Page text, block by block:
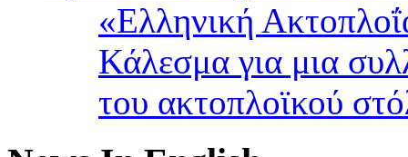
«Ελληνική
Κάλεσμα για μια
του ακτοπλοϊκού